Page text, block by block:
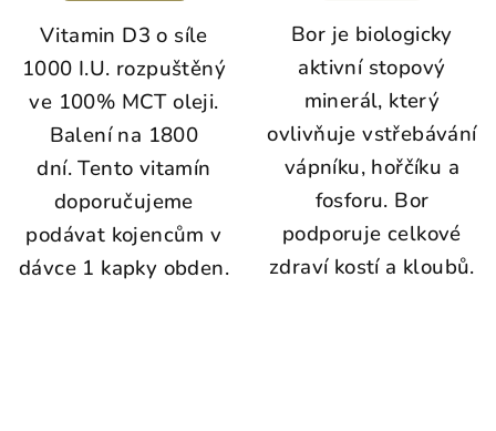
Vitamin D3 o síle
1000 I.U. rozpuštěný
ve 100% MCT oleji.
Balení na 1800
dní. Tento vitamín
doporučujeme
podávat kojencům v
dávce 1 kapky obden.
Bor je biologicky
aktivní stopový
minerál, který
ovlivňuje vstřebávání
vápníku, hořčíku a
fosforu. Bor
podporuje celkové
zdraví kostí a kloubů.